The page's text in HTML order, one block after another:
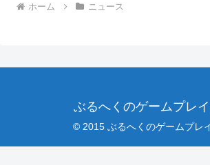
ホーム ニュース
ぶるへくのゲームプレ
© 2015 ぶるへくのゲームプレ